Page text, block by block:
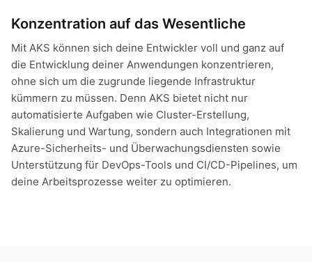
Konzentration auf das Wesentliche
Mit AKS können sich deine Entwickler voll und ganz auf
die Entwicklung deiner Anwendungen konzentrieren,
ohne sich um die zugrunde liegende Infrastruktur
kümmern zu müssen. Denn AKS bietet nicht nur
automatisierte Aufgaben wie Cluster-Erstellung,
Skalierung und Wartung, sondern auch Integrationen mit
Azure-Sicherheits- und Überwachungsdiensten sowie
Unterstützung für DevOps-Tools und CI/CD-Pipelines, um
deine Arbeitsprozesse weiter zu optimieren.